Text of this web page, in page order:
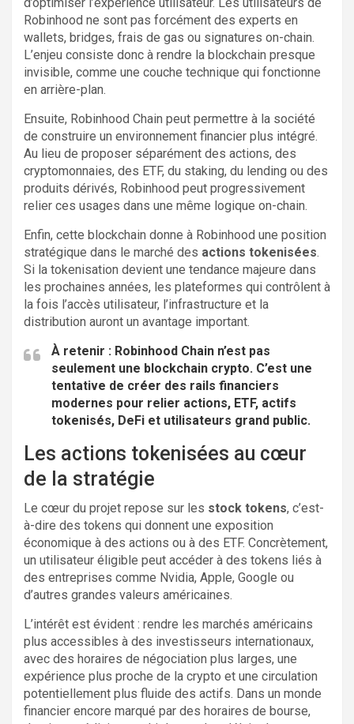
d’optimiser l’expérience utilisateur. Les utilisateurs de
Robinhood ne sont pas forcément des experts en
wallets, bridges, frais de gas ou signatures on-chain.
L’enjeu consiste donc à rendre la blockchain presque
invisible, comme une couche technique qui fonctionne
en arrière-plan.
Ensuite, Robinhood Chain peut permettre à la société
de construire un environnement financier plus intégré.
Au lieu de proposer séparément des actions, des
cryptomonnaies, des ETF, du staking, du lending ou des
produits dérivés, Robinhood peut progressivement
relier ces usages dans une même logique on-chain.
Enfin, cette blockchain donne à Robinhood une position
stratégique dans le marché des actions tokenisées.
Si la tokenisation devient une tendance majeure dans
les prochaines années, les plateformes qui contrôlent à
la fois l’accès utilisateur, l’infrastructure et la
distribution auront un avantage important.
À retenir : Robinhood Chain n’est pas
seulement une blockchain crypto. C’est une
tentative de créer des rails financiers
modernes pour relier actions, ETF, actifs
tokenisés, DeFi et utilisateurs grand public.
Les actions tokenisées au cœur
de la stratégie
Le cœur du projet repose sur les stock tokens, c’est-
à-dire des tokens qui donnent une exposition
économique à des actions ou à des ETF. Concrètement,
un utilisateur éligible peut accéder à des tokens liés à
des entreprises comme Nvidia, Apple, Google ou
d’autres grandes valeurs américaines.
L’intérêt est évident : rendre les marchés américains
plus accessibles à des investisseurs internationaux,
avec des horaires de négociation plus larges, une
expérience plus proche de la crypto et une circulation
potentiellement plus fluide des actifs. Dans un monde
financier encore marqué par des horaires de bourse,